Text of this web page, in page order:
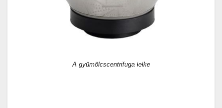
A gyümölcscentrifuga lelke